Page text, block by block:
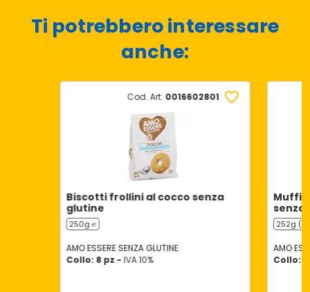
Ti potrebbero interessare
anche:
Cod. Art. 0016602801
Biscotti frollini al cocco senza
glutine
250g ℮
AMO ESSERE SENZA GLUTINE
Collo: 8 pz - IVA 10%
senza
252g (6
AMO
Collo: